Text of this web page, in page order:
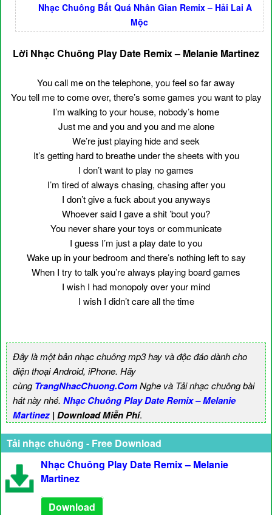
Nhạc Chuông Bất Quá Nhân Gian Remix – Hải Lai A
Mộc
Lời Nhạc Chuông Play Date Remix – Melanie Martinez
You call me on the telephone, you feel so far away
You tell me to come over, there’s some games you want to play
I’m walking to your house, nobody’s home
Just me and you and you and me alone
We’re just playing hide and seek
It’s getting hard to breathe under the sheets with you
I don’t want to play no games
I’m tired of always chasing, chasing after you
I don’t give a fuck about you anyways
Whoever said I gave a shit ’bout you?
You never share your toys or communicate
I guess I’m just a play date to you
Wake up in your bedroom and there’s nothing left to say
When I try to talk you’re always playing board games
I wish I had monopoly over your mind
I wish I didn’t care all the time
Đây là một bản nhạc chuông mp3 hay và độc đáo dành cho
điện thoại Android, iPhone. Hãy
cùngTrangNhacChuong.ComNghe và Tải nhạc chuông bài
hát này nhé. Nhạc Chuông Play Date Remix – Melanie
Martinez | Download Miễn Phí.
Tải nhạc chuông - Free Download
Nhạc Chuông Play Date Remix – Melanie
Martinez
Download